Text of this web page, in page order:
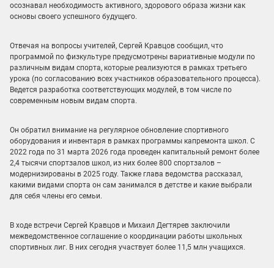
осознавал необходимость активного, здорового образа жизни как
основы своего успешного будущего.
Отвечая на вопросы учителей, Сергей Кравцов сообщил, что
программой по физкультуре предусмотрены вариативные модули по
различным видам спорта, которые реализуются в рамках третьего
урока (по согласованию всех участников образовательного процесса).
Ведется разработка соответствующих модулей, в том числе по
современным новым видам спорта.
Он обратил внимание на регулярное обновление спортивного
оборудования и инвентаря в рамках программы капремонта школ. С
2022 года по 31 марта 2026 года проведен капитальный ремонт более
2,4 тысячи спортзалов школ, из них более 800 спортзалов –
модернизированы в 2025 году. Также глава ведомства рассказал,
какими видами спорта он сам занимался в детстве и какие выбрали
для себя члены его семьи.
В ходе встречи Сергей Кравцов и Михаил Дегтярев заключили
межведомственное соглашение о координации работы школьных
спортивных лиг. В них сегодня участвует более 11,5 млн учащихся.